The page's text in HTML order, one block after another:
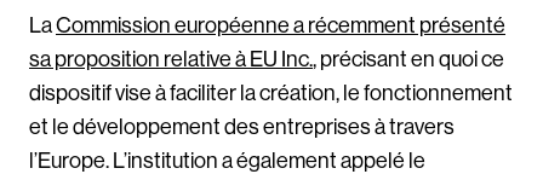
LaCommission européenne a récemment présenté
sa proposition relative à EU Inc., précisant en quoi ce
dispositif vise à faciliter la création, le fonctionnement
et le développement des entreprises à travers
l’Europe. L’institution a également appelé le